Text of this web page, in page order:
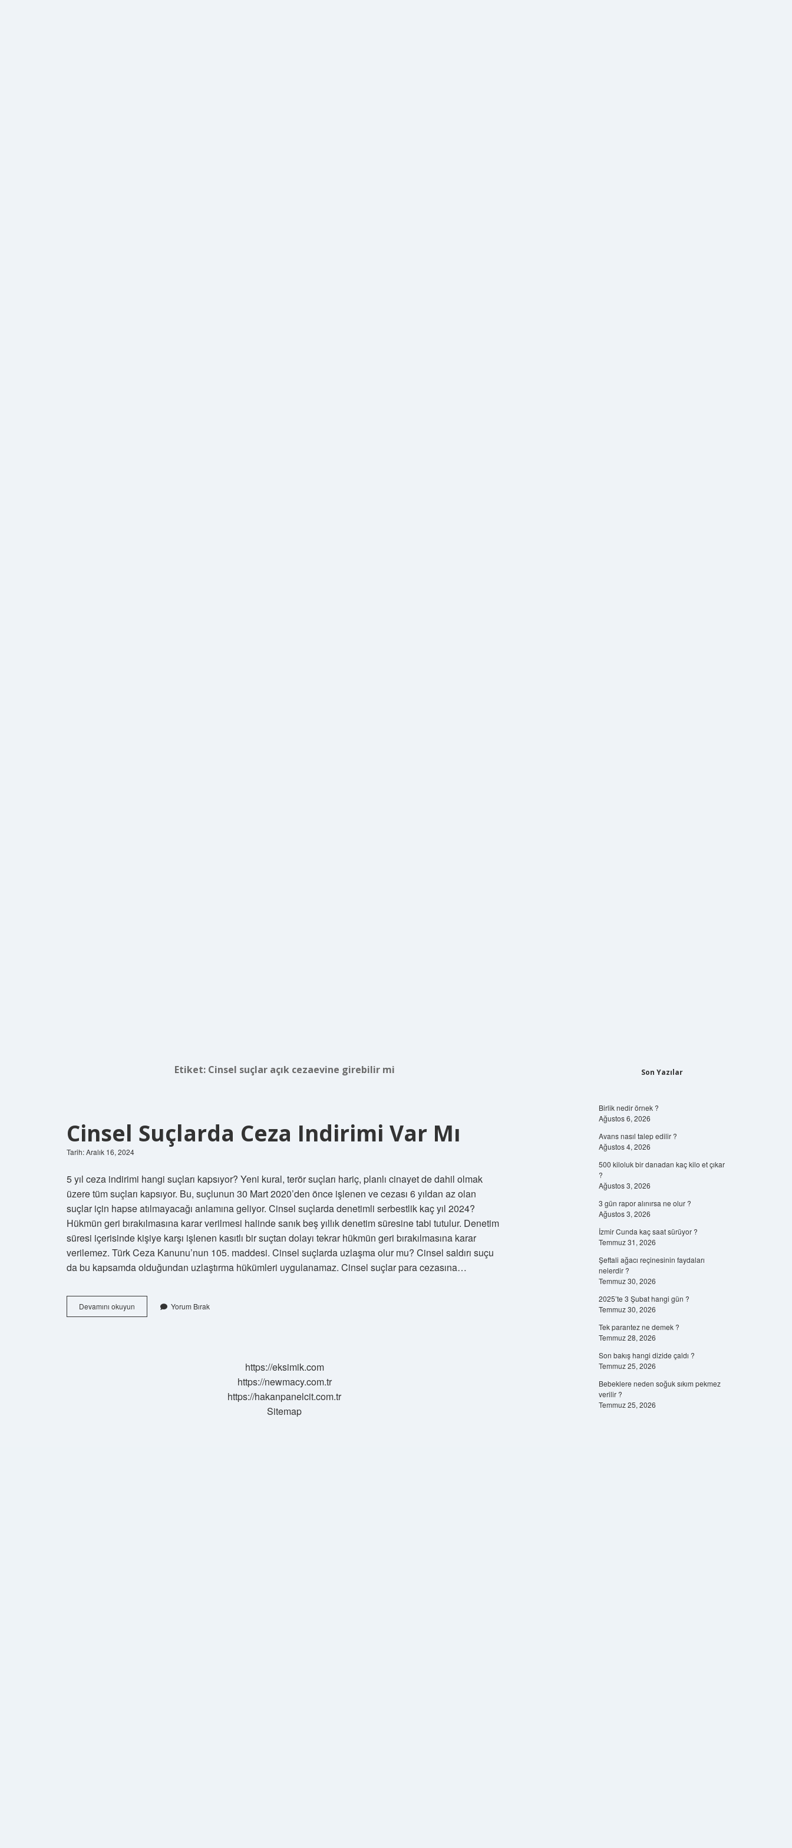
Etiket: Cinsel suçlar açık cezaevine girebilir mi
Cinsel Suçlarda Ceza Indirimi Var Mı
Tarih: Aralık 16, 2024
5 yıl ceza indirimi hangi suçları kapsıyor? Yeni kural, terör suçları hariç, planlı cinayet de dahil olmak
üzere tüm suçları kapsıyor. Bu, suçlunun 30 Mart 2020’den önce işlenen ve cezası 6 yıldan az olan
suçlar için hapse atılmayacağı anlamına geliyor. Cinsel suçlarda denetimli serbestlik kaç yıl 2024?
Hükmün geri bırakılmasına karar verilmesi halinde sanık beş yıllık denetim süresine tabi tutulur. Denetim
süresi içerisinde kişiye karşı işlenen kasıtlı bir suçtan dolayı tekrar hükmün geri bırakılmasına karar
verilemez. Türk Ceza Kanunu’nun 105. maddesi. Cinsel suçlarda uzlaşma olur mu? Cinsel saldırı suçu
da bu kapsamda olduğundan uzlaştırma hükümleri uygulanamaz. Cinsel suçlar para cezasına…
Devamını okuyun
Suçlarda
Yorum Bırak
https://eksimik.com
https://newmacy.com.tr
https://hakanpanelcit.com.tr
Sitemap
Son Yazılar
Birlik nedir örnek ?
Ağustos 6, 2026
Avans nasıl talep edilir ?
Ağustos 4, 2026
500 kiloluk bir danadan kaç kilo et çıkar
?
Ağustos 3, 2026
3 gün rapor alınırsa ne olur ?
Ağustos 3, 2026
İzmir Cunda kaç saat sürüyor ?
Temmuz 31, 2026
Şeftali ağacı reçinesinin faydaları
nelerdir ?
Temmuz 30, 2026
2025’te 3 Şubat hangi gün ?
Temmuz 30, 2026
Tek parantez ne demek ?
Temmuz 28, 2026
Son bakış hangi dizide çaldı ?
Temmuz 25, 2026
Bebeklere neden soğuk sıkım pekmez
verilir ?
Temmuz 25, 2026